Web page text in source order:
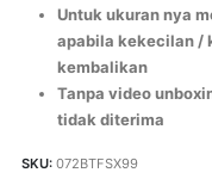
Untuk ukuran nya
apabila kekecilan /
kembalikan
Tanpa video
tidak diterima
SKU: 072BTFSX99